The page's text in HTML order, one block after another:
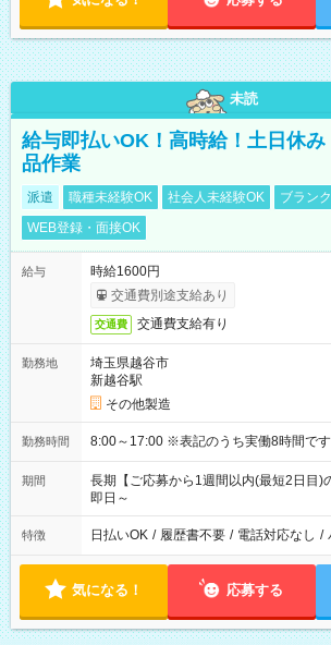
未読
給与即払いOK！高時給！土日休
品作業
派遣 職種未経験OK 社会人未経験OK
ブラン
WEB登録・面接OK
給与
時給1600円
交通費別途支給あり
交通費 交通費支給有り
勤務地
埼玉県越谷市
新越谷駅
その他製造
勤務時間 8:00～17:00 ※表記のうち実働8時間です
期間
長期【ご応募から1週間以内(最短2日目)
即日～
特徴 日払いOK / 履歴書不要 / 電話対応なし /
気になる！ 応募する